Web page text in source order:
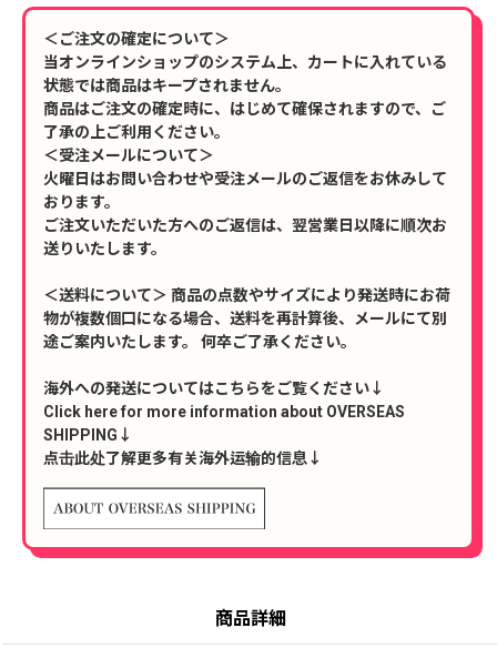
＜ご注文の確定について＞
当オンラインショップのシステム上、カートに入れている
状態では商品はキープされません。
商品はご注文の確定時に、はじめて確保されますので、ご
了承の上ご利用ください。
＜受注メールについて＞
火曜日はお問い合わせや受注メールのご返信をお休みして
おります。
ご注文いただいた方へのご返信は、翌営業日以降に順次お
送りいたします。
＜送料について＞ 商品の点数やサイズにより発送時にお荷
物が複数個口になる場合、送料を再計算後、メールにて別
途ご案内いたします。 何卒ご了承ください。
海外への発送についてはこちらをご覧ください↓
Click here for more information about OVERSEAS
SHIPPING↓
点击此处了解更多有关海外运输的信息↓
商品詳細